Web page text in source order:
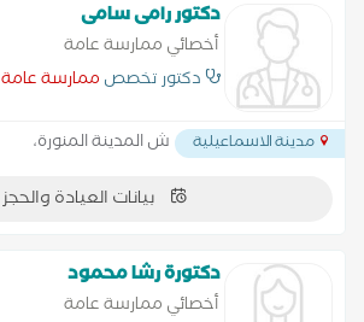
دكتور رامى سامى
أخصائي ممارسة عامة
دكتور تخصص ممارسة عامة
مدينة الاسماعيلية ش المدينة المنورة،
بيانات العيادة والحجز
دكتورة رشا محمود
أخصائي ممارسة عامة